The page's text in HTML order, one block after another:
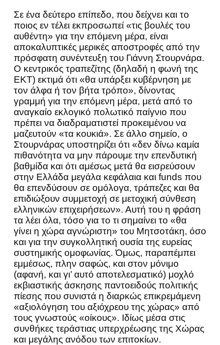
Σε ένα δεύτερο επίπεδο, που δείχνει και το
ποιος εν τέλει εκπροσωπεί «τις βουλές του
αυθέντη» για την επόμενη μέρα, είναι
αποκαλυπτικές μερικές αποστροφές από την
πρόσφατη συνέντευξη του Γιάννη Στουρνάρα.
Ο κεντρικός τραπεζίτης (δηλαδή η φωνή της
ΕΚΤ) εκτιμά ότι «θα υπάρξει κυβέρνηση με
τον άλφα ή τον βήτα τρόπο», δίνοντας
γραμμή για την επόμενη μέρα, μετά από το
αναγκαίο εκλογικό πολωτικό παίγνιο που
πρέπει να διαδραματιστεί προκειμένου να
μαζευτούν «τα κουκιά». Σε άλλο σημείο, ο
Στουρνάρας υποστηρίζει ότι «δεν δίνω καμία
πιθανότητα να μην πάρουμε την επενδυτική
βαθμίδα και ότι αμέσως μετά θα εισρεύσουν
στην Ελλάδα μεγάλα κεφάλαια και funds που
θα επενδύσουν σε ομόλογα, τράπεζες και θα
επιδιώξουν συμμετοχή σε μετοχική σύνθεση
ελληνικών επιχειρήσεων». Αυτή του η φράση
τα λέει όλα, τόσο για το τι σημαίνει το «θα
γίνει η χώρα αγνώριστη» του Μητσοτάκη, όσο
και για την συγκολλητική ουσία της ευρείας
συστημικής ομοφωνίας. Όμως, παραπέμπει
εμμέσως, πλην σαφώς, και στον μόνιμο
(αφανή, και γι’ αυτό αποτελεσματικό) μοχλό
εκβιαστικής άσκησης παντοειδούς πολιτικής
πίεσης που συνιστά η διαρκώς επικρεμάμενη
«αξιολόγηση του αξιόχρεου της χώρας» από
τους γνωστούς «οίκους». Ιδίως μέσα στις
συνθήκες τεράστιας υπερχρέωσης της Χώρας
και μεγάλης ανόδου των επιτοκίων.